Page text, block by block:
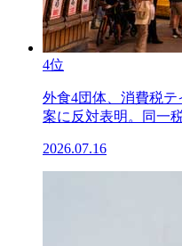
4位
外食4団体、消費税テ
案に反対表明。同一
2026.07.16